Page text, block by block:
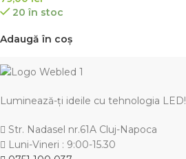
20 în stoc
Adaugă în coș
Luminează-ți ideile cu tehnologia LED!
Str. Nadasel nr.61A Cluj-Napoca
Luni-Vineri : 9:00-15.30